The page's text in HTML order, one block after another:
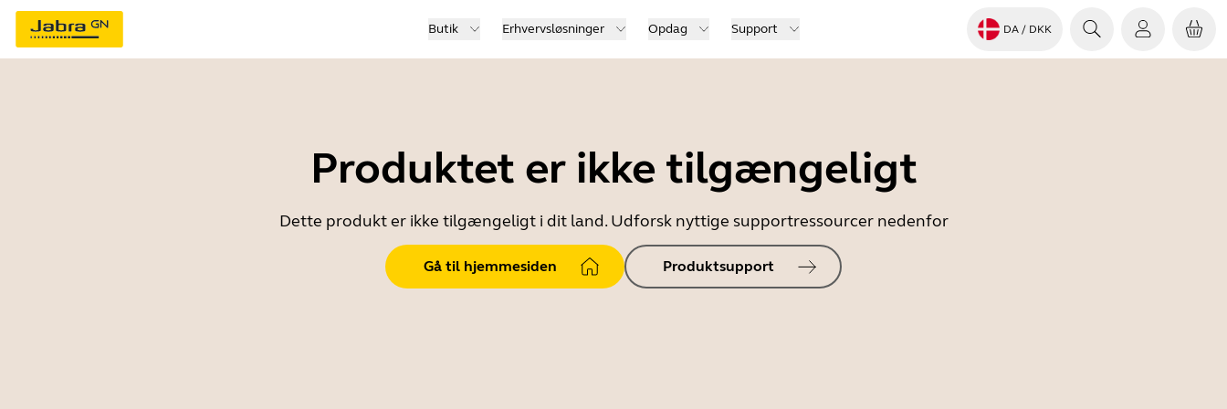
Butik Erhvervsløsninger Opdag Support DA / DKK
Produktet er ikke tilgængeligt
Dette produkt er ikke tilgængeligt i dit land. Udforsk nyttige supportressourcer nedenfor
Gå til hjemmesiden Produktsupport